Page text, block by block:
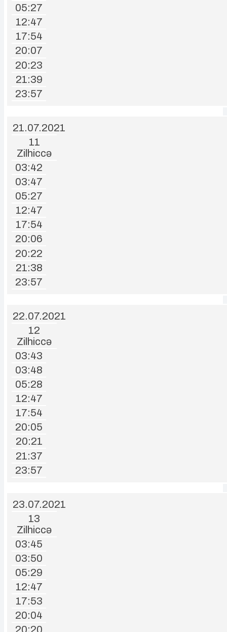
05:27
12:47
17:54
20:07
20:23
21:39
23:57
21.07.2021
11
Zilhiccə
03:42
03:47
05:27
12:47
17:54
20:06
20:22
21:38
23:57
22.07.2021
12
Zilhiccə
03:43
03:48
05:28
12:47
17:54
20:05
20:21
21:37
23:57
23.07.2021
13
Zilhiccə
03:45
03:50
05:29
12:47
17:53
20:04
20:20